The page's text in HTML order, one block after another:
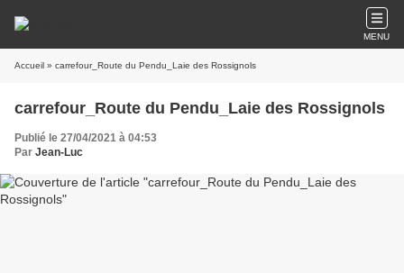
MENU
Accueil » carrefour_Route du Pendu_Laie des Rossignols
carrefour_Route du Pendu_Laie des Rossignols
Publié le 27/04/2021 à 04:53
Par Jean-Luc